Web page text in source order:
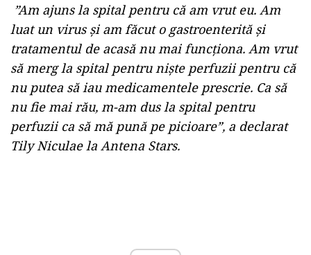
”Am ajuns la spital pentru că am vrut eu. Am
luat un virus și am făcut o gastroenterită și
tratamentul de acasă nu mai funcționa. Am vrut
să merg la spital pentru niște perfuzii pentru că
nu putea să iau medicamentele prescrie. Ca să
nu fie mai rău, m-am dus la spital pentru
perfuzii ca să mă pună pe picioare”, a declarat
Tily Niculae la Antena Stars.